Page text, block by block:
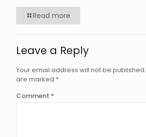
Read more
Leave a Reply
Your email address will not be published.
are marked *
Comment *